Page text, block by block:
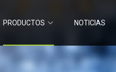
PRODUCTOS NOTICIAS